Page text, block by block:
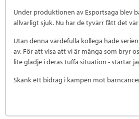
Under produktionen av Esportsaga blev
allvarligt sjuk. Nu har de tyvärr fått det
Utan denna värdefulla kollega hade
av. För att visa att vi är många som bryr
lite glädje i deras tuffa situation - startar
Skänk ett bidrag i kampen mot